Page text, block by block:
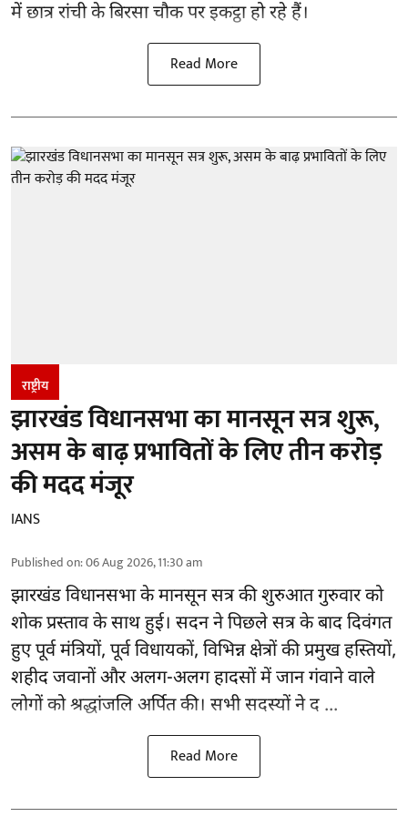
में छात्र रांची के बिरसा चौक पर इकट्ठा हो रहे हैं।
Read More
राष्ट्रीय
झारखंड विधानसभा का मानसून सत्र शुरू,
असम के बाढ़ प्रभावितों के लिए तीन करोड़
की मदद मंजूर
IANS
Published on:06 Aug 2026, 11:30 am
झारखंडविधानसभा के मानसून सत्र की शुरुआत गुरुवार को
शोक प्रस्ताव के साथ हुई। सदन ने पिछले सत्र के बाद दिवंगत
हुए पूर्व मंत्रियों, पूर्व विधायकों, विभिन्न क्षेत्रों की प्रमुख हस्तियों,
शहीद जवानों और अलग-अलग हादसों में जान गंवाने वाले
लोगों को श्रद्धांजलि अर्पित की। सभी सदस्यों ने द ...
Read More